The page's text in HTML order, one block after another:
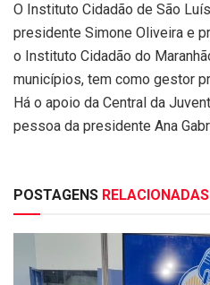
O Instituto Cidadão de São
presidente Simone Oliveira e
o Instituto Cidadão do
municípios, tem como gestor
Há o apoio da Central da
pessoa da presidente Ana
POSTAGENS RELACIONADAS